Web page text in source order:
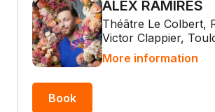
ALEX RAMIRES
Théâtre Le Colbert,
Victor Clappier,
More information
Book